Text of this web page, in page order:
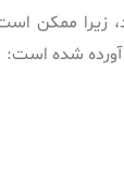
زیرا ممکن
آورده شده است: